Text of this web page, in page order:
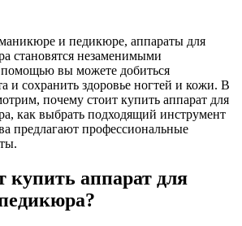
и педикюре, аппараты для
становятся незаменимыми
вы можете добиться
и сохранить здоровье ногтей и кожи. В
почему стоит купить аппарат для
как выбрать подходящий инструмент
предлагают профессиональные
купить аппарат для